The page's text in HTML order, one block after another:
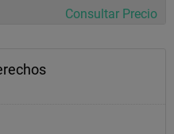
Consultar Precio